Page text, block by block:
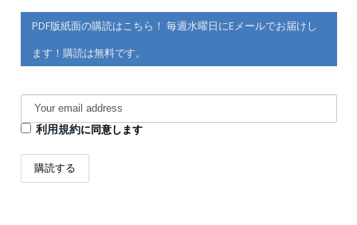
PDF版紙面の購読はこちら！ 毎週水曜日にEメールでお届けし
ます！購読は無料です。
利用規約に同意します